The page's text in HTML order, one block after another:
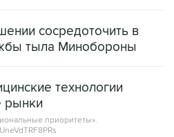
сосредоточить в
тыла Минобороны
технологии
рынки
приоритеты».